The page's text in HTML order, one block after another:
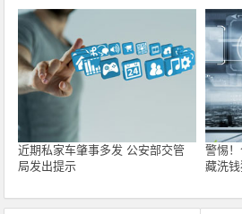
近期私家车肇事多发 公安部交管
局发出提示
警惕
藏洗